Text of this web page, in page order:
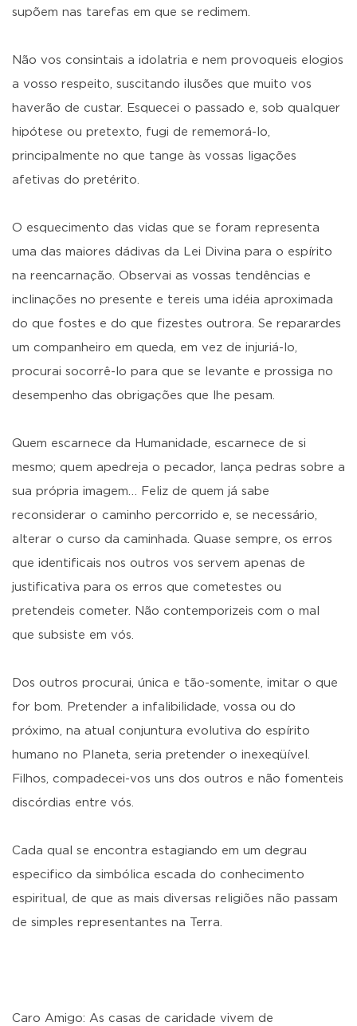
supõem nas tarefas em que se redimem.
Não vos consintais a idolatria e nem provoqueis elogios
a vosso respeito, suscitando ilusões que muito vos
haverão de custar. Esquecei o passado e, sob qualquer
hipótese ou pretexto, fugi de rememorá-lo,
principalmente no que tange às vossas ligações
afetivas do pretérito.
O esquecimento das vidas que se foram representa
uma das maiores dádivas da Lei Divina para o espírito
na reencarnação. Observai as vossas tendências e
inclinações no presente e tereis uma idéia aproximada
do que fostes e do que fizestes outrora. Se reparardes
um companheiro em queda, em vez de injuriá-lo,
procurai socorrê-lo para que se levante e prossiga no
desempenho das obrigações que lhe pesam.
Quem escarnece da Humanidade, escarnece de si
mesmo; quem apedreja o pecador, lança pedras sobre a
sua própria imagem… Feliz de quem já sabe
reconsiderar o caminho percorrido e, se necessário,
alterar o curso da caminhada. Quase sempre, os erros
que identificais nos outros vos servem apenas de
justificativa para os erros que cometestes ou
pretendeis cometer. Não contemporizeis com o mal
que subsiste em vós.
Dos outros procurai, única e tão-somente, imitar o que
for bom. Pretender a infalibilidade, vossa ou do
próximo, na atual conjuntura evolutiva do espírito
humano no Planeta, seria pretender o inexeqüível.
Filhos, compadecei-vos uns dos outros e não fomenteis
discórdias entre vós.
Cada qual se encontra estagiando em um degrau
especifico da simbólica escada do conhecimento
espiritual, de que as mais diversas religiões não passam
de simples representantes na Terra.
Caro Amigo: As casas de caridade vivem de